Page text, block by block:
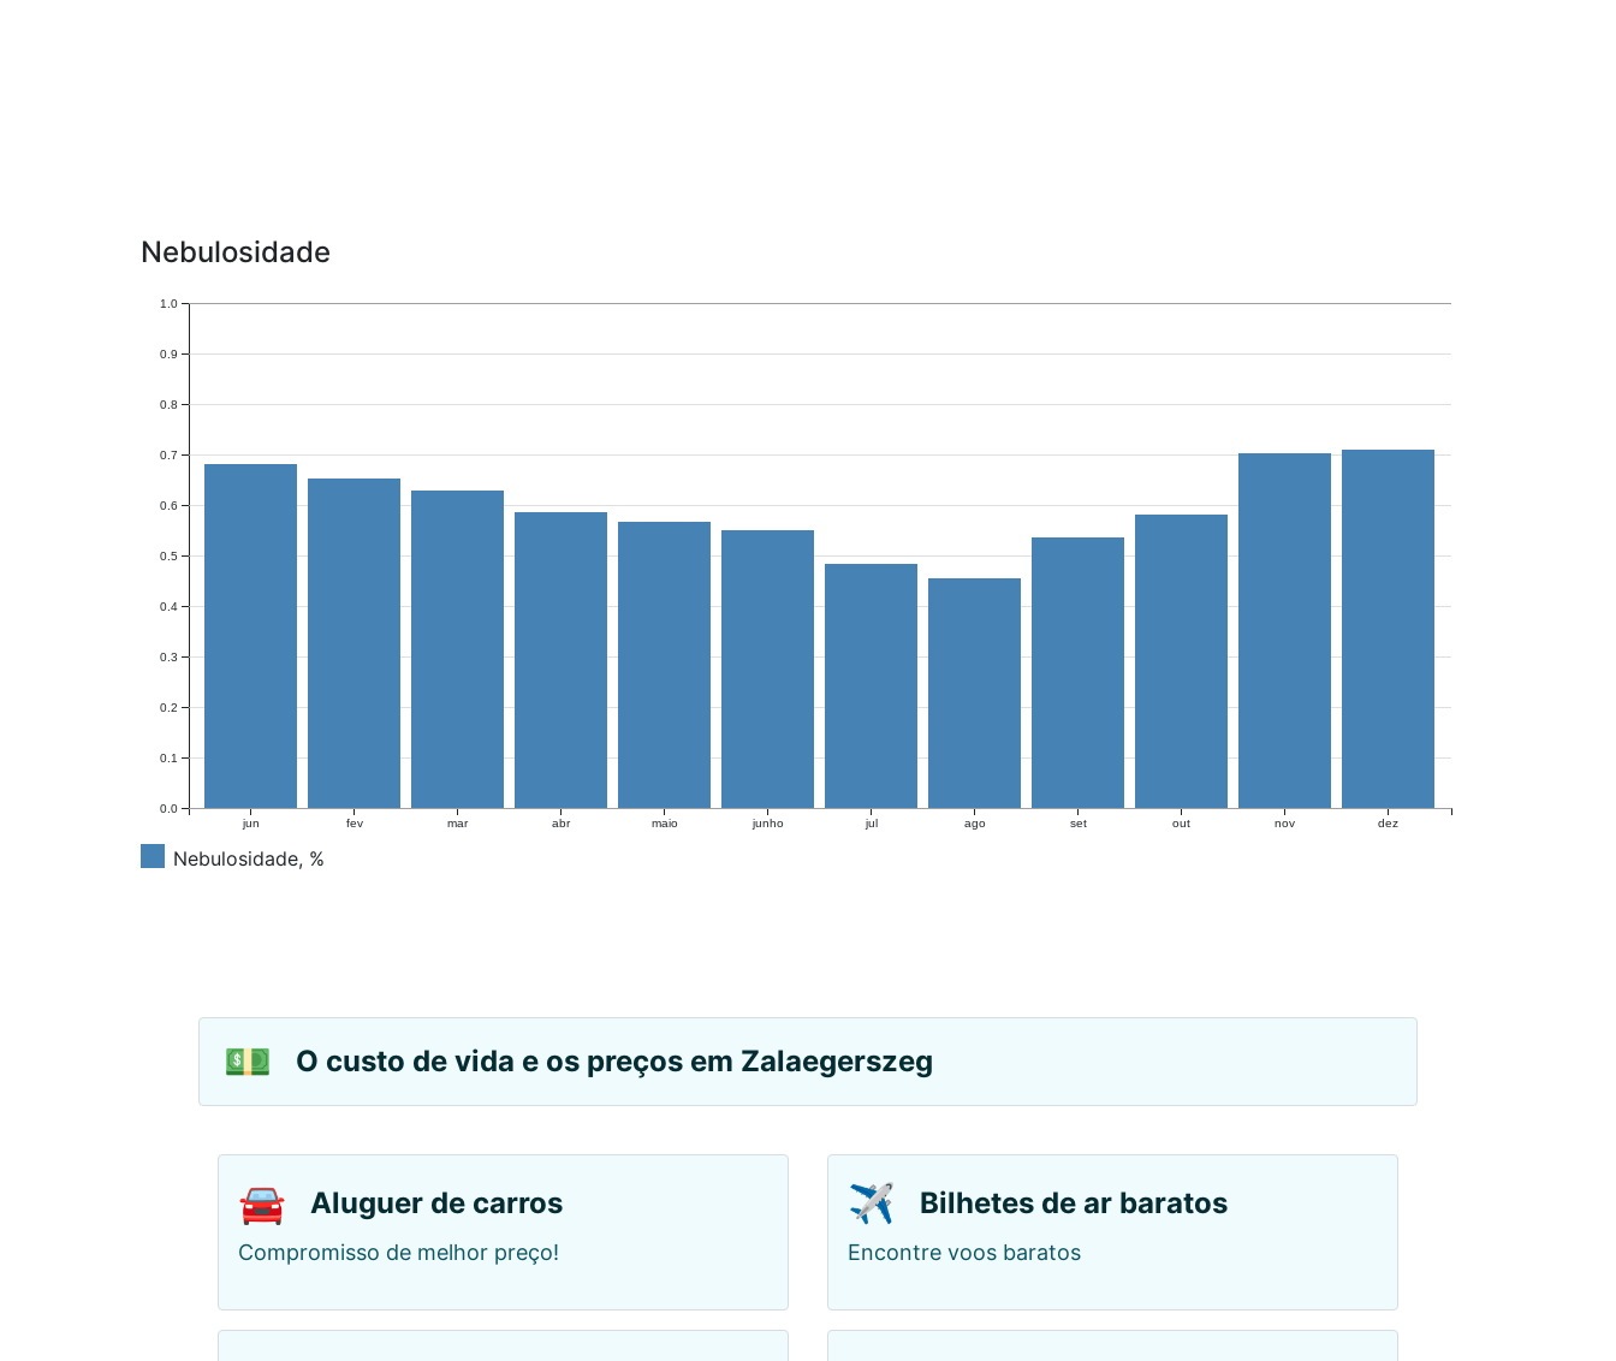
Nebulosidade
jun fev mar abr maio junho jul ago set out nov dez
0.0
0.1
0.2
0.3
0.4
0.5
0.6
0.7
0.8
0.9
1.0
Nebulosidade, %
💵 O custo de vida e os preços em Zalaegerszeg
🚘 Aluguer de carros
Compromisso de melhor preço!
✈️ Bilhetes de ar baratos
Encontre voos baratos